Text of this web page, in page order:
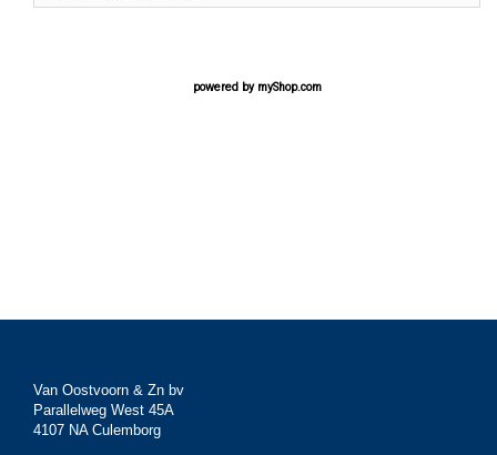
powered by myShop.com
Van Oostvoorn & Zn bv
Parallelweg West 45A
4107 NA Culemborg